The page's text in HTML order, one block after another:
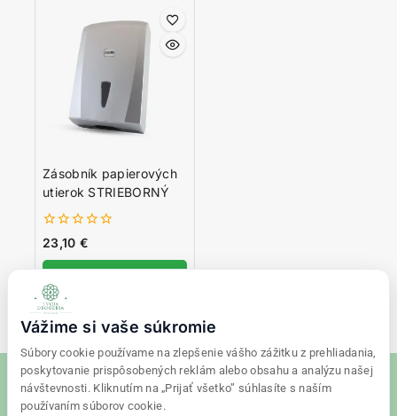
Zásobník papierových
utierok STRIEBORNÝ
0
5
23,10 €
Vážime si vaše súkromie
Súbory cookie používame na zlepšenie vášho zážitku z prehliadania,
poskytovanie prispôsobených reklám alebo obsahu a analýzu našej
návštevnosti. Kliknutím na „Prijať všetko” súhlasíte s naším
používaním súborov cookie.